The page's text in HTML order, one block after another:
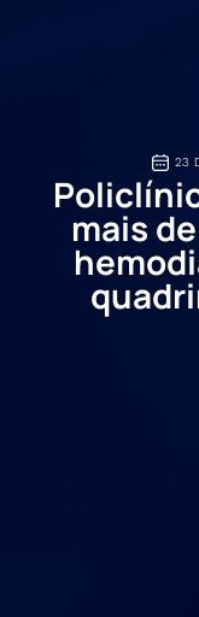
23
mais